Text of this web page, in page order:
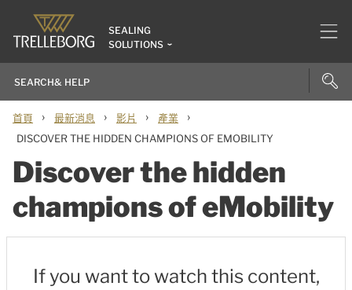
SEALING
SOLUTIONS
首頁 › 最新消息 › 影片 › 產業 ›
DISCOVER THE HIDDEN CHAMPIONS OF EMOBILITY
Discover the hidden
champions of eMobility
If you want to watch this content,